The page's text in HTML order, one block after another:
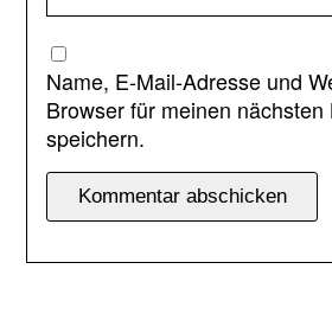
Name, E-Mail-Adresse und
Browser für meinen nächsten
speichern.